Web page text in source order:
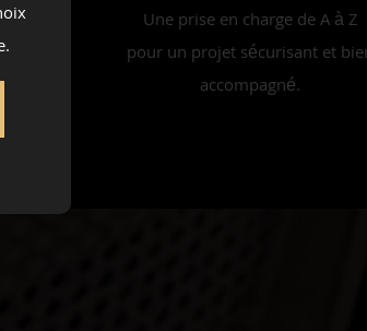
un
Une prise en charge de A à Z
pour un projet sécurisant et
accompagné.